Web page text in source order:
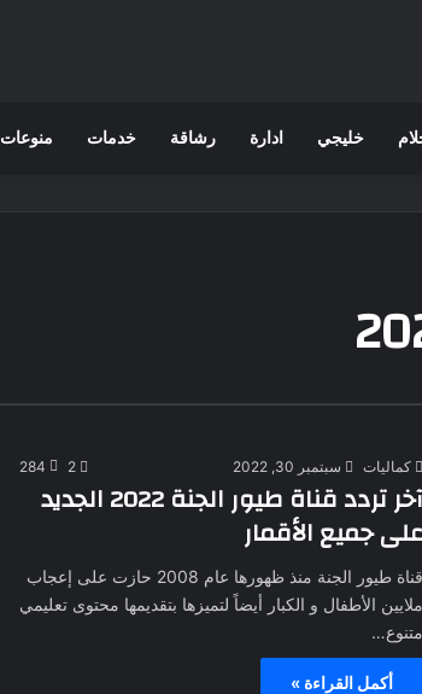
خليجي ادارة رشاقة خدمات منوعات
كماليات سبتمبر 30, 2022 2
284
آخر تردد قناة طيور الجنة 2022 الجديد
على جميع الأقمار
قناة طيور الجنة منذ ظهورها عام 2008 حازت على إعجاب
ملايين الأطفال و الكبار أيضاً لتميزها بتقديمها محتوى تعليمي
متنوع…
أكمل القراءة »